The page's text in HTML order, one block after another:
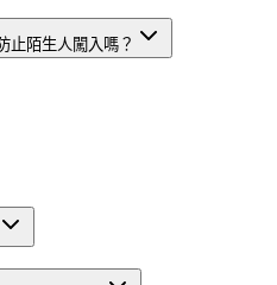
止陌生人闖入嗎？